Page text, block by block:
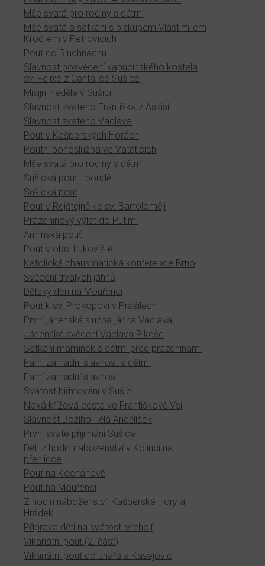
Mše svatá pro rodiny s dětmi
Mše svatá a setkání s biskupem Vlastimilem
Kročilem v Petrovicích
Pouť do Rinchnachu
Slavnost posvěcení kapucínského kostela
sv. Felixe z Cantalice Sušice
Misijní neděle v Sušici
Slavnost svatého Františka z Assisi
Slavnost svatého Václava
Pouť v Kašperských Horách
Poutní bohoslužba ve Vatěticích
Mše svatá pro rodiny s dětmi
Sušická pouť - pondělí
Sušická pouť
Pouť v Rejštejně ke sv. Bartoloměji
Prázdninový výlet do Putimi
Annínská pouť
Pouť v obci Lukoviště
Katolická charismatická konference Brno
Svěcení trvalých jáhnů
Dětský den na Mouřenci
Pouť k sv. Prokopovi v Prášilech
První jáhenská služba jáhna Václava
Jáhenské svěcení Václava Pikeše
Setkání maminek s dětmi před prázdninami
Farní zahradní slavnost s dětmi
Farní zahradní slavnost
Svátost biřmování v Sušici
Nová křížová cesta ve Františkově Vsi
Slavnost Božího Těla Andělíček
První svaté přijímání Sušice
Děti z hodin náboženství v Kolinci na
přehlídce
Pouť na Kochánově
Pouť na Mouřenci
Z hodin náboženství, Kašperské Hory a
Hrádek
Příprava dětí na svátosti vrcholí
Vikariátní pouť (2. část)
Vikariátní pouť do Lnářů a Kasejovic